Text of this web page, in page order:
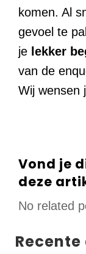
komen. Al
gevoel te
je lekker
van de
Wij wensen
Vond je
deze
No related